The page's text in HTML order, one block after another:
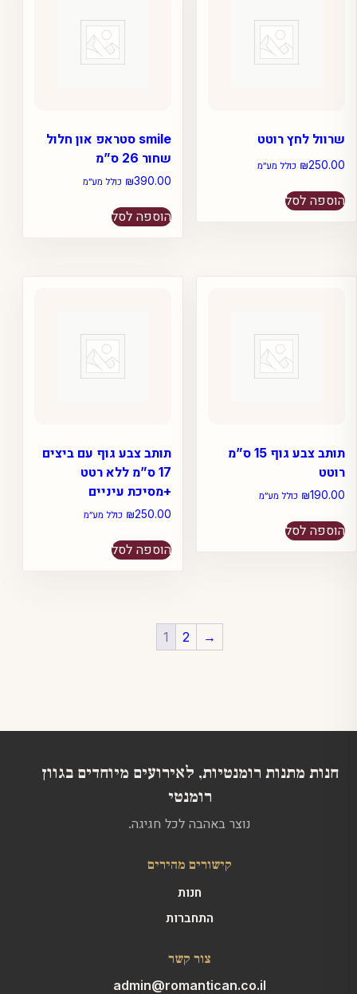
smile סטראפ און חלול
שחור 26 ס”מ
₪390.00 כולל מע״מ
הוספה לסל
שרוול לחץ רוטט
₪250.00 כולל מע״מ
הוספה לסל
תותב צבע גוף עם ביצים
17 ס”מ ללא רטט
+מסיכת עיניים
₪250.00 כולל מע״מ
הוספה לסל
תותב צבע גוף 15 ס”מ
רוטט
₪190.00 כולל מע״מ
הוספה לסל
1 2 →
חנות מתנות רומנטיות, לאירועים מיוחדים בגוון
רומנטי
נוצר באהבה לכל חגיגה.
קישורים מהירים
חנות
התחברות
צור קשר
admin@romantican.co.il